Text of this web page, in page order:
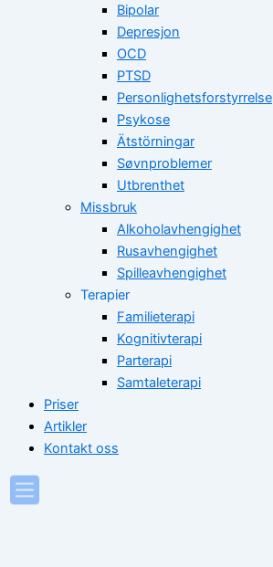
Bipolar
Depresjon
OCD
PTSD
Personlighetsforstyrrelse
Psykose
Ätstörningar
Søvnproblemer
Utbrenthet
Missbruk
Alkoholavhengighet
Rusavhengighet
Spilleavhengighet
Terapier
Familieterapi
Kognitivterapi
Parterapi
Samtaleterapi
Priser
Artikler
Kontakt oss